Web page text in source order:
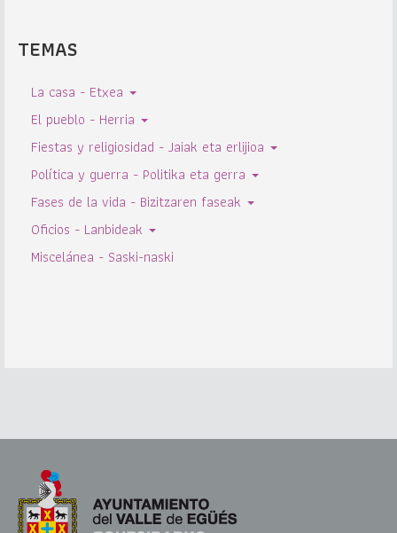
TEMAS
La casa - Etxea
El pueblo - Herria
Fiestas y religiosidad - Jaiak eta erlijioa
Política y guerra - Politika eta gerra
Fases de la vida - Bizitzaren faseak
Oficios - Lanbideak
Miscelánea - Saski-naski